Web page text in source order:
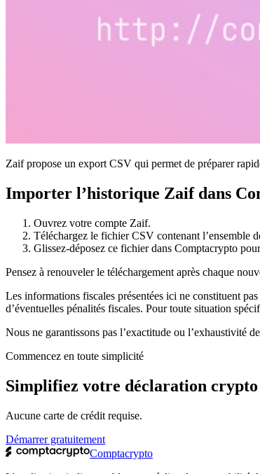
Zaif propose un export CSV qui permet de préparer
Importer l’historique Zaif dans
Ouvrez votre compte Zaif.
Téléchargez le fichier CSV contenant l’ensemble
Glissez-déposez ce fichier dans Comptacrypto
Pensez à renouveler le téléchargement après chaque
Les informations fiscales présentées ici ne constituent
d’éventuelles pénalités fiscales. Pour toute situation
Nous ne garantissons pas l’exactitude ou l’exhaustivité
Commencez en toute simplicité
Simplifiez votre déclaration crypto
Aucune carte de crédit requise.
Démarrer gratuitement
Comptacrypto